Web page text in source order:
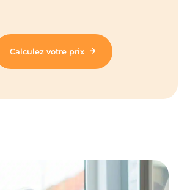
Calculez votre prix